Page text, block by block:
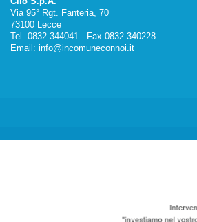
Via 95° Rgt. Fanteria, 70
73100 Lecce
Tel. 0832 344041 - Fax 0832 340228
Email: info@incomuneconnoi.it